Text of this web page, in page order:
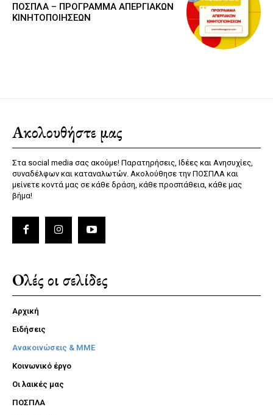
ΠΟΣΠΛΑ – ΠΡΟΓΡΑΜΜΑ ΑΠΕΡΓΙΑΚΩΝ
ΚΙΝΗΤΟΠΟΙΗΣΕΩΝ
Ακολουθήστε μας
Στα social media σας ακούμε! Παρατηρήσεις, Ιδέες και Ανησυχίες,
συναδέλφων και καταναλωτών. Ακολούθησε την ΠΟΣΠΛΑ και
μείνετε κοντά μας σε κάθε δράση, κάθε προσπάθεια, κάθε μας
βήμα!
Ολές οι σελίδες
Αρχική
Ειδήσεις
Ανακοινώσεις & ΜΜΕ
Κοινωνικό έργο
Οι λαικές μας
ΠΟΣΠΛΑ